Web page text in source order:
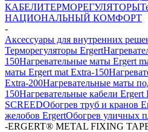
КАБЕЛИТЕРМОРЕГУЛЯТОРЫ
НАЦИОНАЛЬНЫЙ КОМФОРТ
-
Аксессуары для внутренних
Терморегуляторы Ergert
150Нагревательные маты Ergert
маты Ergert mat Extra-150
Extra-200Нагревательные маты
150Нагревательные кабели Ergert
SCREEDОбогрев труб и кранов
желобов ErgertОбогрев уличных
-ERGERT® METAL FIXING